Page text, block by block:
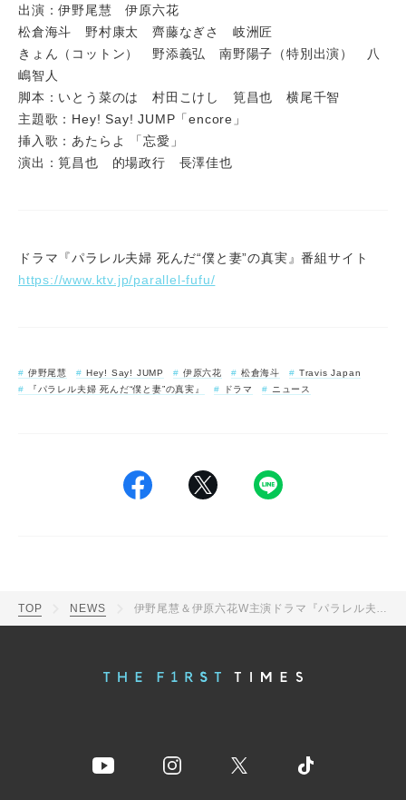
出演：伊野尾慧 伊原六花
松倉海斗 野村康太 齊藤なぎさ 岐洲匠
きょん（コットン） 野添義弘 南野陽子（特別出演） 八
嶋智人
脚本：いとう菜のは 村田こけし 筧昌也 横尾千智
主題歌：Hey! Say! JUMP「encore」
挿入歌：あたらよ 「忘愛」
演出：筧昌也 的場政行 長澤佳也
ドラマ『パラレル夫婦 死んだ“僕と妻”の真実』番組サイト
https://www.ktv.jp/parallel-fufu/
伊野尾慧 Hey! Say! JUMP 伊原六花 松倉海斗
Travis Japan
『パラレル夫婦 死んだ“僕と妻”の真実』
ドラマ ニュース
TOP NEWS 伊野尾慧＆伊原六花W主演ドラマ『パラレル夫婦』第10話、田村（松倉海斗）が幹太（伊野尾）に衝撃のひと言を告げる